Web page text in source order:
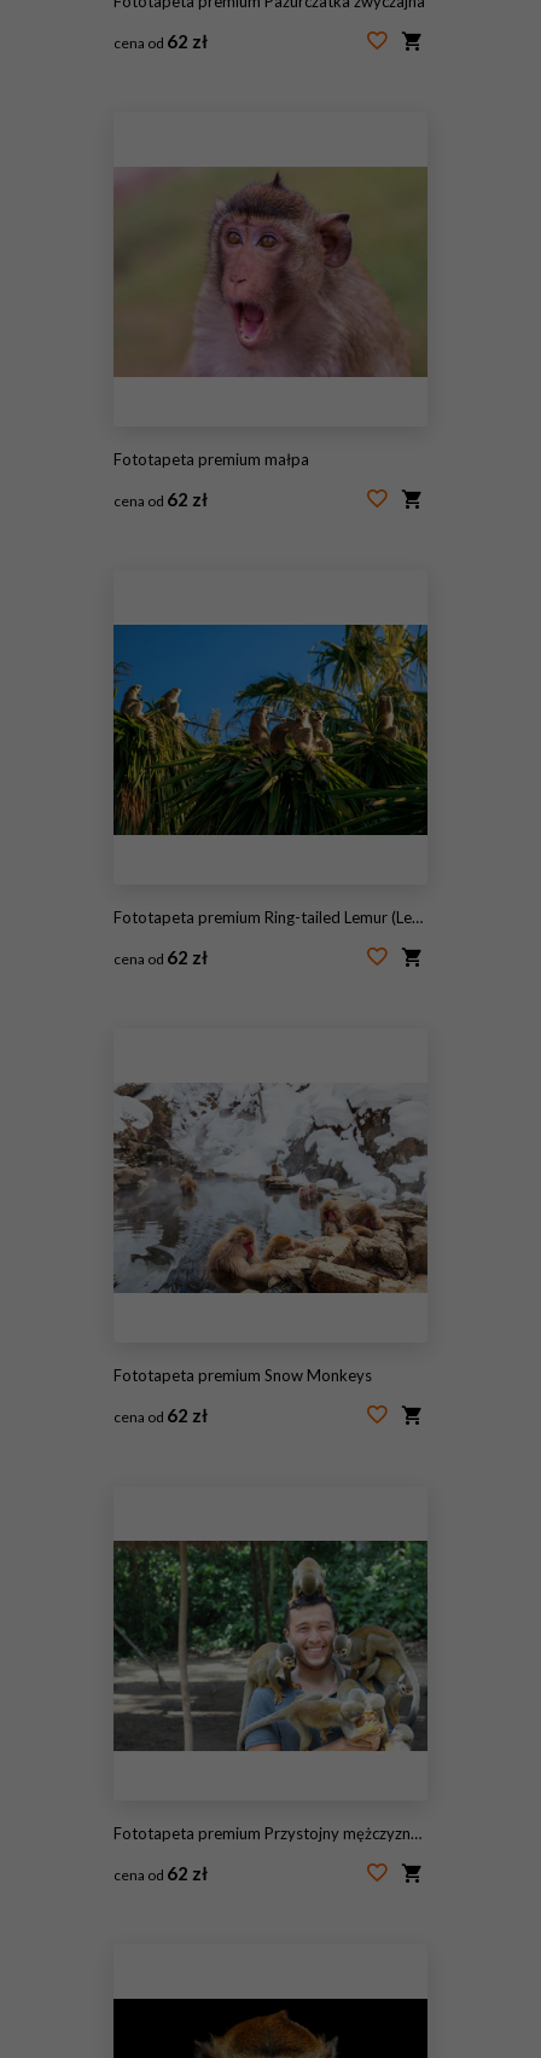
cena od 62 zł
Fototapeta premium małpa
cena od 62 zł
Fototapeta premium Ring-tailed Lemur (Lemur catta)
cena od 62 zł
Fototapeta premium Snow Monkeys
cena od 62 zł
Fototapeta premium Przystojny mężczyzna etniczne z małpami titi
cena od 62 zł